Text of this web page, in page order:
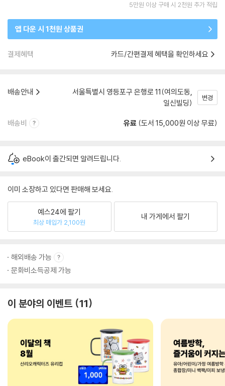
5만원 이상 구매 시 2천원 추가 적립
앱 다운 시 1천원 상품권
결제혜택 카드/간편결제 혜택을 확인하세요
배송안내
서울특별시 영등포구 은행로 11(여의도동,
일신빌딩)
변경
배송비 유료 (도서 15,000원 이상 무료)
eBook이 출간되면 알려드립니다.
이미 소장하고 있다면 판매해 보세요.
예스24에 팔기
최상 매입가 2,100원
내 가게에서 팔기
해외배송 가능
문화비소득공제 가능
이 분야의 이벤트 11